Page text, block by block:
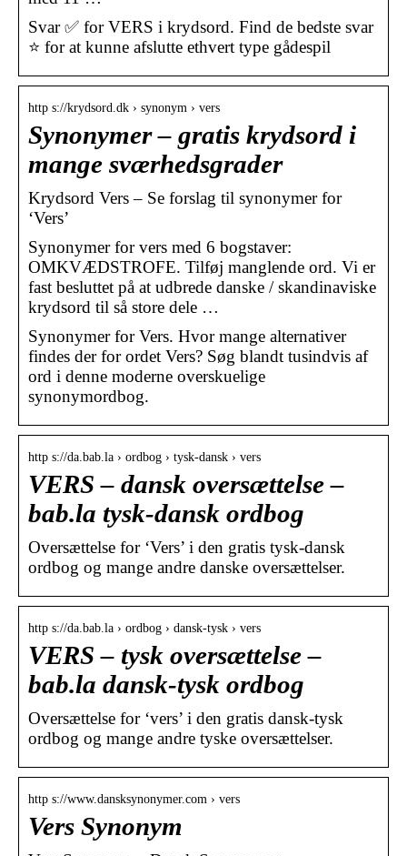
Svar ✅ for VERS i krydsord. Find de bedste svar
⭐ for at kunne afslutte ethvert type gådespil
http s://krydsord.dk › synonym › vers
Synonymer – gratis krydsord i
mange sværhedsgrader
Krydsord Vers – Se forslag til synonymer for
‘Vers’
Synonymer for vers med 6 bogstaver:
OMKVÆDSTROFE. Tilføj manglende ord. Vi er
fast besluttet på at udbrede danske / skandinaviske
krydsord til så store dele …
Synonymer for Vers. Hvor mange alternativer
findes der for ordet Vers? Søg blandt tusindvis af
ord i denne moderne overskuelige
synonymordbog.
http s://da.bab.la › ordbog › tysk-dansk › vers
VERS – dansk oversættelse –
bab.la tysk-dansk ordbog
Oversættelse for ‘Vers’ i den gratis tysk-dansk
ordbog og mange andre danske oversættelser.
http s://da.bab.la › ordbog › dansk-tysk › vers
VERS – tysk oversættelse –
bab.la dansk-tysk ordbog
Oversættelse for ‘vers’ i den gratis dansk-tysk
ordbog og mange andre tyske oversættelser.
http s://www.dansksynonymer.com › vers
Vers Synonym